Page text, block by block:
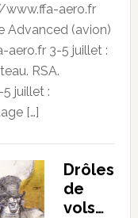
www.ffa-aero.fr
Advanced (avion)
aero.fr 3-5 juillet :
RSA.
juillet :
[…]
Drôles
de
vols…